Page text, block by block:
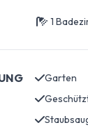
1
Garten